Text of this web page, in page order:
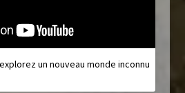
un nouveau monde inconnu